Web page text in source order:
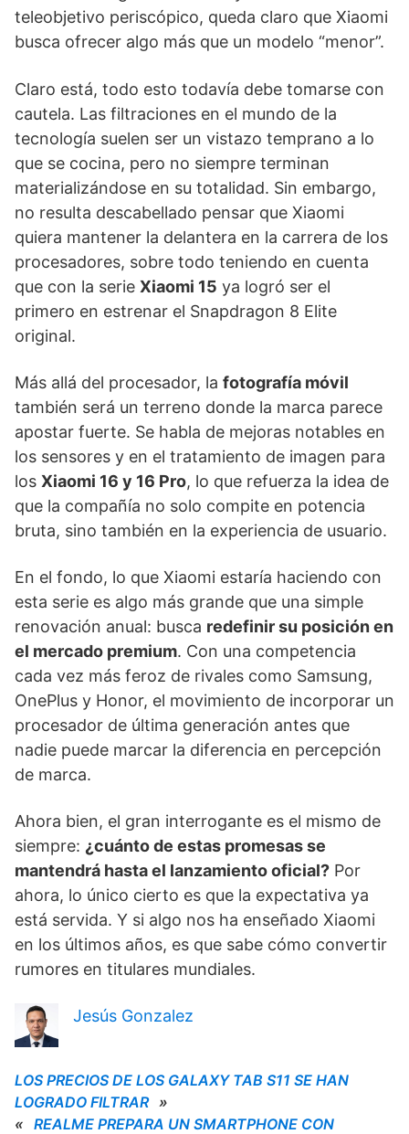
teleobjetivo periscópico, queda claro que Xiaomi
busca ofrecer algo más que un modelo “menor”.
Claro está, todo esto todavía debe tomarse con
cautela. Las filtraciones en el mundo de la
tecnología suelen ser un vistazo temprano a lo
que se cocina, pero no siempre terminan
materializándose en su totalidad. Sin embargo,
no resulta descabellado pensar que Xiaomi
quiera mantener la delantera en la carrera de los
procesadores, sobre todo teniendo en cuenta
que con la serie Xiaomi 15 ya logró ser el
primero en estrenar el Snapdragon 8 Elite
original.
Más allá del procesador, la fotografía móvil
también será un terreno donde la marca parece
apostar fuerte. Se habla de mejoras notables en
los sensores y en el tratamiento de imagen para
los Xiaomi 16 y 16 Pro, lo que refuerza la idea de
que la compañía no solo compite en potencia
bruta, sino también en la experiencia de usuario.
En el fondo, lo que Xiaomi estaría haciendo con
esta serie es algo más grande que una simple
renovación anual: busca redefinir su posición en
el mercado premium. Con una competencia
cada vez más feroz de rivales como Samsung,
OnePlus y Honor, el movimiento de incorporar un
procesador de última generación antes que
nadie puede marcar la diferencia en percepción
de marca.
Ahora bien, el gran interrogante es el mismo de
siempre: ¿cuánto de estas promesas se
mantendrá hasta el lanzamiento oficial? Por
ahora, lo único cierto es que la expectativa ya
está servida. Y si algo nos ha enseñado Xiaomi
en los últimos años, es que sabe cómo convertir
rumores en titulares mundiales.
Jesús Gonzalez
LOS PRECIOS DE LOS GALAXY TAB S11 SE HAN
LOGRADO FILTRAR »
« REALME PREPARA UN SMARTPHONE CON